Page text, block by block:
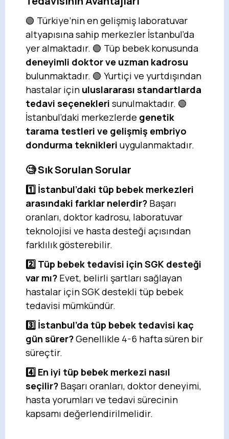
🟢 Türkiye’nin en gelişmiş laboratuvar
altyapısına sahip merkezler İstanbul’da
yer almaktadır. 🟢 Tüp bebek konusunda
deneyimli doktor ve uzman kadrosu
bulunmaktadır. 🟢 Yurtiçi ve yurtdışından
hastalar için uluslararası standartlarda
tedavi seçenekleri sunulmaktadır. 🟢
İstanbul’daki merkezlerde genetik
tarama testleri ve gelişmiş embriyo
dondurma teknikleri uygulanmaktadır.
🧐 Sık Sorulan Sorular
1️⃣ İstanbul’daki tüp bebek merkezleri
arasındaki farklar nelerdir? Başarı
oranları, doktor kadrosu, laboratuvar
teknolojisi ve hasta desteği açısından
farklılık gösterebilir.
2️⃣ Tüp bebek tedavisi için SGK desteği
var mı? Evet, belirli şartları sağlayan
hastalar için SGK destekli tüp bebek
tedavisi mümkündür.
3️⃣ İstanbul’da tüp bebek tedavisi kaç
gün sürer?Genellikle 4-6 hafta süren bir
süreçtir.
4️⃣ En iyi tüp bebek merkezi nasıl
seçilir? Başarı oranları, doktor deneyimi,
hasta yorumları ve tedavi sürecinin
kapsamı değerlendirilmelidir.